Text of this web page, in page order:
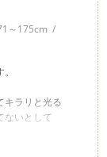
～175cm
キラリと光る
ないとして